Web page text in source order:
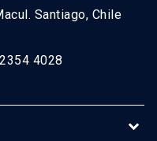
Santiago, Chile
4028